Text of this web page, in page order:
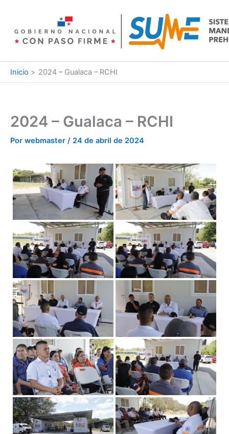
contenido
Inicio 2024 – Gualaca – RCHI
2024 – Gualaca – RCHI
Por webmaster / 24 de abril de 2024